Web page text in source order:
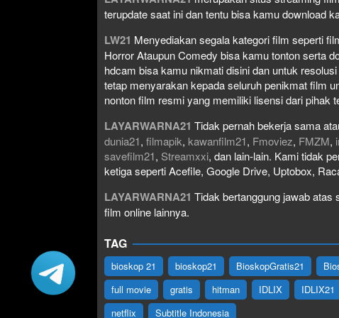
terupdate saat ini dan tentu bisa kamu download
LW21 Menyediakan segala kategori film seperti
Horror Ataupun Comedy bisa kamu tonton serta
hdcam bisa kamu nikmati disini dan untuk
tetap menyarakan kepada seluruh penikmat film
nonton film resmi yang memiliki lisensi dari pihak
LAYARWARNA21 Tidak pernah bekerja sama
dunia21, filmapik, kawanfilm21, Fmoviez, FMZM,
savefilm21, Streamxxi, dan lain-lain. Kami tidak
ketiga seperti Acefile, Google Drive, Uptobox,
LAYARWARNA21 Tidak bertanggung jawab atas
film online lainnya.
TAG
bioskop 21 bioskop21 BioskopGratis21
full movie
gratis hitman IDLIX IDLIX21
netflix
Subtitle Indonesia